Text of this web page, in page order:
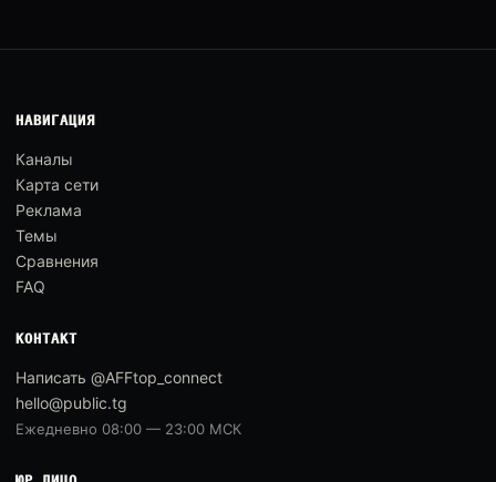
НАВИГАЦИЯ
Каналы
Карта сети
Реклама
Темы
Сравнения
FAQ
КОНТАКТ
Написать @AFFtop_connect
hello@public.tg
Ежедневно 08:00 — 23:00 МСК